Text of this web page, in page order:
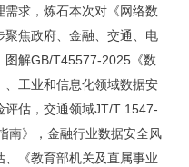
需求，炼石本次对《网络数
焦政府、金融、交通、电
图解GB/T45577-2025《数
工业和信息化领域数据安
评估，交通领域JT/T 1547-
南》，金融行业数据安全风
《教育部机关及直属事业